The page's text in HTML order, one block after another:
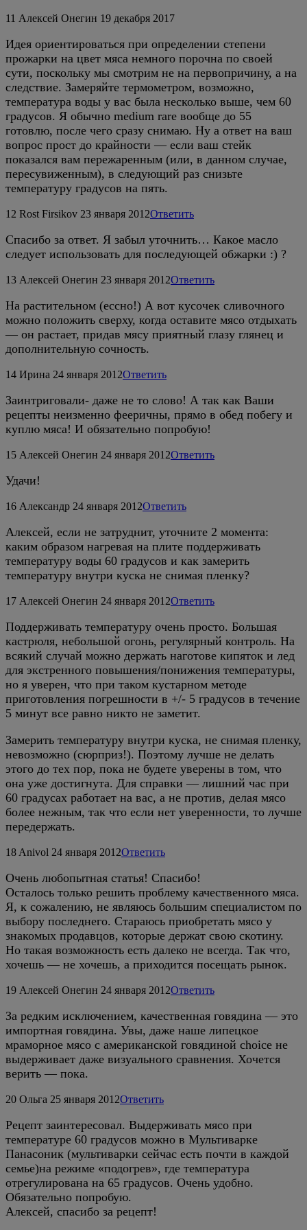
11 Алексей Онегин 19 декабря 2017
Идея ориентироваться при определении степени
прожарки на цвет мяса немного порочна по своей
сути, поскольку мы смотрим не на первопричину, а на
следствие. Замеряйте термометром, возможно,
температура воды у вас была несколько выше, чем 60
градусов. Я обычно medium rare вообще до 55
готовлю, после чего сразу снимаю. Ну а ответ на ваш
вопрос прост до крайности — если ваш стейк
показался вам пережаренным (или, в данном случае,
пересувиженным), в следующий раз снизьте
температуру градусов на пять.
12 Rost Firsikov 23 января 2012Ответить
Спасибо за ответ. Я забыл уточнить… Какое масло
следует использовать для последующей обжарки :) ?
13 Алексей Онегин 23 января 2012Ответить
На растительном (ессно!) А вот кусочек сливочного
можно положить сверху, когда оставите мясо отдыхать
— он растает, придав мясу приятный глазу глянец и
дополнительную сочность.
14 Ирина 24 января 2012Ответить
Заинтриговали- даже не то слово! А так как Ваши
рецепты неизменно фееричны, прямо в обед побегу и
куплю мяса! И обязательно попробую!
15 Алексей Онегин 24 января 2012Ответить
Удачи!
16 Александр 24 января 2012Ответить
Алексей, если не затруднит, уточните 2 момента:
каким образом нагревая на плите поддерживать
температуру воды 60 градусов и как замерить
температуру внутри куска не снимая пленку?
17 Алексей Онегин 24 января 2012Ответить
Поддерживать температуру очень просто. Большая
кастрюля, небольшой огонь, регулярный контроль. На
всякий случай можно держать наготове кипяток и лед
для экстренного повышения/понижения температуры,
но я уверен, что при таком кустарном методе
приготовления погрешности в +/- 5 градусов в течение
5 минут все равно никто не заметит.
Замерить температуру внутри куска, не снимая пленку,
невозможно (сюрприз!). Поэтому лучше не делать
этого до тех пор, пока не будете уверены в том, что
она уже достигнута. Для справки — лишний час при
60 градусах работает на вас, а не против, делая мясо
более нежным, так что если нет уверенности, то лучше
передержать.
18 Anivol 24 января 2012Ответить
Очень любопытная статья! Спасибо!
Осталось только решить проблему качественного мяса.
Я, к сожалению, не являюсь большим специалистом по
выбору последнего. Стараюсь приобретать мясо у
знакомых продавцов, которые держат свою скотину.
Но такая возможность есть далеко не всегда. Так что,
хочешь — не хочешь, а приходится посещать рынок.
19 Алексей Онегин 24 января 2012Ответить
За редким исключением, качественная говядина — это
импортная говядина. Увы, даже наше липецкое
мраморное мясо с американской говядиной choice не
выдерживает даже визуального сравнения. Хочется
верить — пока.
20 Ольга 25 января 2012Ответить
Рецепт заинтересовал. Выдерживать мясо при
температуре 60 градусов можно в Мультиварке
Панасоник (мультиварки сейчас есть почти в каждой
семье)на режиме «подогрев», где температура
отрегулирована на 65 градусов. Очень удобно.
Обязательно попробую.
Алексей, спасибо за рецепт!